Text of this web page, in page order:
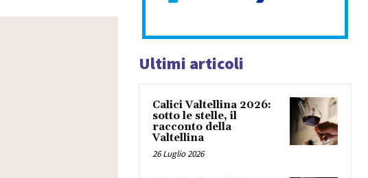
Ultimi articoli
Calici Valtellina 2026:
sotto le stelle, il
racconto della
Valtellina
26 Luglio 2026